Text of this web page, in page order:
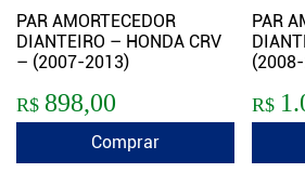
PAR AMORTECEDOR
DIANTEIRO – HONDA CRV
– (2007-2013)
R$ 898,00
Comprar
PAR
R$